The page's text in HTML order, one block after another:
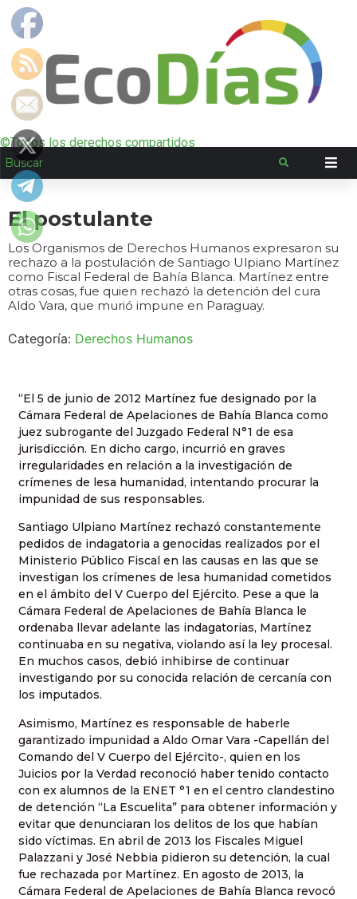
©Todos los derechos compartidos
El postulante
Los Organismos de Derechos Humanos expresaron su
rechazo a la postulación de Santiago Ulpiano Martínez
como Fiscal Federal de Bahía Blanca. Martínez entre
otras cosas, fue quien rechazó la detención del cura
Aldo Vara, que murió impune en Paraguay.
Categoría: Derechos Humanos
“El 5 de junio de 2012 Martínez fue designado por la
Cámara Federal de Apelaciones de Bahía Blanca como
juez subrogante del Juzgado Federal N°1 de esa
jurisdicción. En dicho cargo, incurrió en graves
irregularidades en relación a la investigación de
crímenes de lesa humanidad, intentando procurar la
impunidad de sus responsables.
Santiago Ulpiano Martínez rechazó constantemente
pedidos de indagatoria a genocidas realizados por el
Ministerio Público Fiscal en las causas en las que se
investigan los crímenes de lesa humanidad cometidos
en el ámbito del V Cuerpo del Ejército. Pese a que la
Cámara Federal de Apelaciones de Bahía Blanca le
ordenaba llevar adelante las indagatorias, Martínez
continuaba en su negativa, violando así la ley procesal.
En muchos casos, debió inhibirse de continuar
investigando por su conocida relación de cercanía con
los imputados.
Asimismo, Martínez es responsable de haberle
garantizado impunidad a Aldo Omar Vara -Capellán del
Comando del V Cuerpo del Ejército-, quien en los
Juicios por la Verdad reconoció haber tenido contacto
con ex alumnos de la ENET °1 en el centro clandestino
de detención “La Escuelita” para obtener información y
evitar que denunciaran los delitos de los que habían
sido víctimas. En abril de 2013 los Fiscales Miguel
Palazzani y José Nebbia pidieron su detención, la cual
fue rechazada por Martínez. En agosto de 2013, la
Cámara Federal de Apelaciones de Bahía Blanca revocó